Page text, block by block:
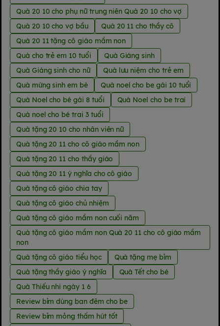
Quà 20 10 cho phụ nữ trung niên Quà 20 10 cho vợ
Quà 20 10 cho vợ bầu
Quà 20 11 cho thầy cô
Quà 20 11 tặng cô giáo mầm non
Quà cho trẻ em 10 tuổi
Quà Giáng sinh
Quà Giáng sinh cho nữ
Quà lưu niệm cho trẻ em
Quà mừng sinh em bé
Quà noel cho be gái 10 tuổi
Quà Noel cho bé gái 8 tuổi
Quà Noel cho be trai
Quà noel cho bé trai 3 tuổi
Quà tặng 20 10 cho nhân viên nữ
Quà tặng 20 11 cho cô giáo mầm non
Quà tặng 20 11 cho thầy giáo
Quà tặng 20 11 ý nghĩa cho cô giáo
Quà tặng cô giáo chia tay
Quà tặng cô giáo chủ nhiệm
Quà tặng cô giáo mầm non cuối năm
Quà tặng cô giáo mầm non Quà 20 11 cho cô giáo mầm
non
Quà tặng cô giáo tiểu học
Quà tặng mẹ bỉm
Quà tặng thầy giáo ý nghĩa
Quà Tết cho bé
Quà Thiếu nhi ngày 1 6
Review bỉm dùng ban đêm cho be
Review bỉm mỏng thấm hút tốt